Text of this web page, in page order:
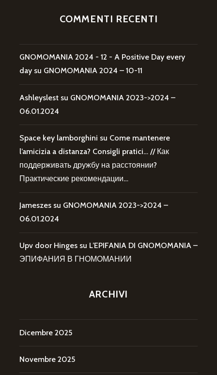
COMMENTI RECENTI
GNOMOMANIA 2024 - 12 - A Positive Day every
day su GNOMOMANIA 2024 – 10-11
Ashleyslest su GNOMOMANIA 2023->2024 –
06.01.2024
Space key lamborghini su Come mantenere
l’amicizia a distanza? Consigli pratici… // Как
поддерживать дружбу на расстоянии?
Практические рекомендации…
Jameszes su GNOMOMANIA 2023->2024 –
06.01.2024
Upv door Hinges su L’EPIFANIA DI GNOMOMANIA –
ЭПИФАНИЯ В ГНОМОМАНИИ
ARCHIVI
Dicembre 2025
Novembre 2025